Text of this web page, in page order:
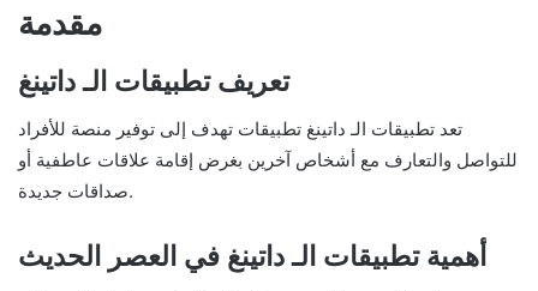
مقدمة
تعريف تطبيقات الـ داتينغ
تعد تطبيقات الـ داتينغ تطبيقات تهدف إلى توفير منصة للأفراد
للتواصل والتعارف مع أشخاص آخرين بغرض إقامة علاقات عاطفية أو
صداقات جديدة.
أهمية تطبيقات الـ داتينغ في العصر الحديث